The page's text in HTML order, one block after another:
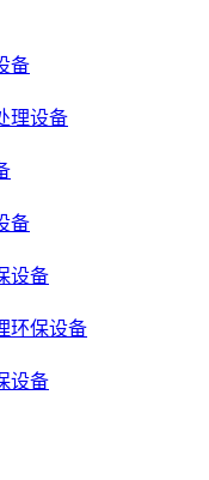
备
理设备
备
设备
环保设备
设备